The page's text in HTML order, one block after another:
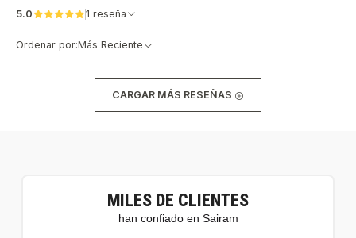
5.0 1 reseña
Ordenar por:Más Reciente
CARGAR MÁS RESEÑAS
MILES DE CLIENTES
han confiado en Sairam